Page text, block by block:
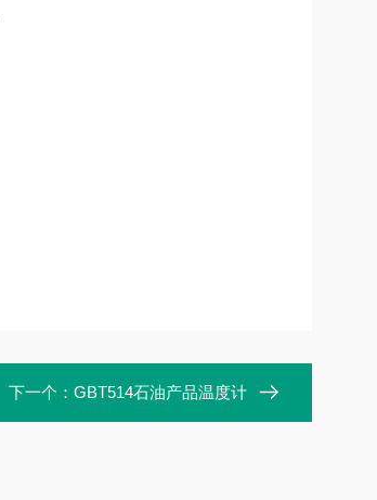
下一个： GBT514石油产品温度计